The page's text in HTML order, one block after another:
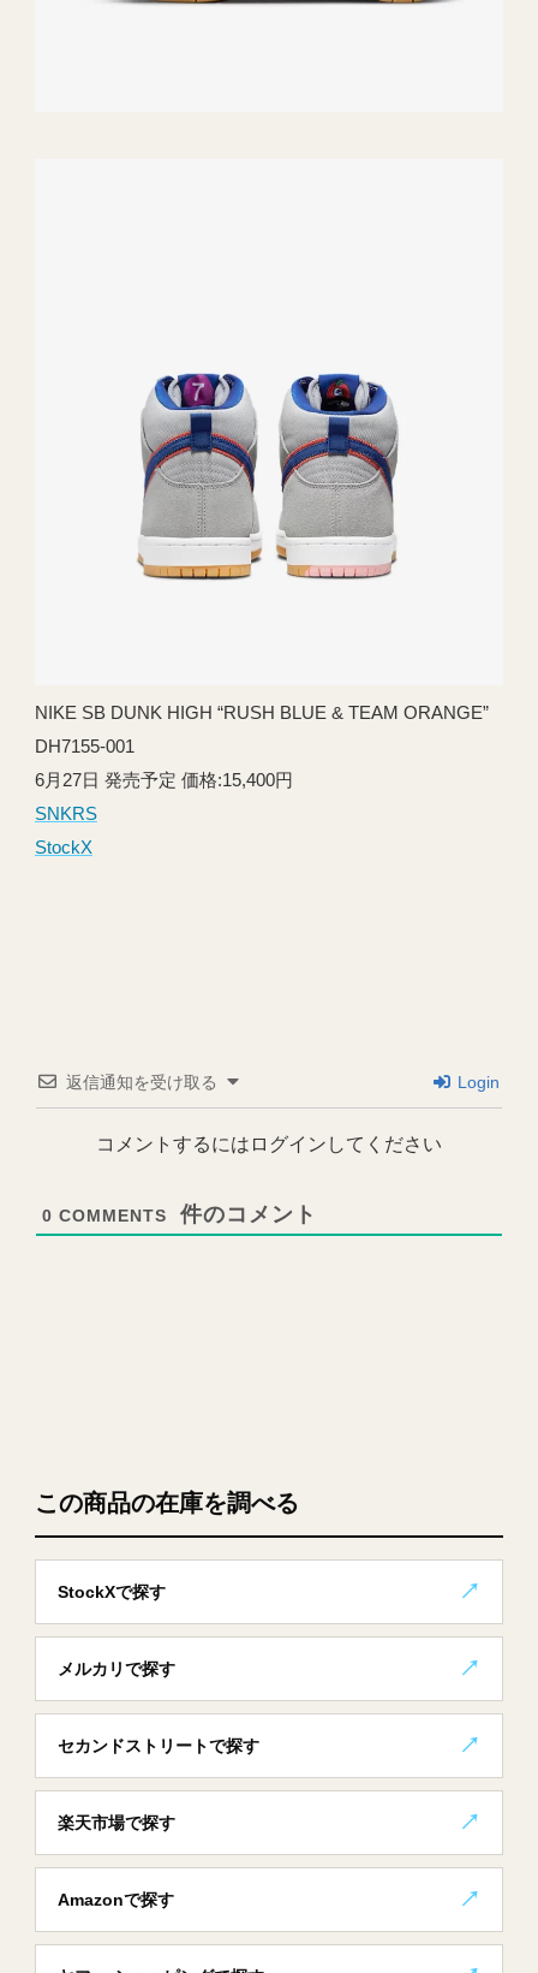
NIKE SB DUNK HIGH “RUSH BLUE & TEAM ORANGE”
DH7155-001
6月27日 発売予定 価格:15,400円
SNKRS
StockX
この商品の在庫を調べる
StockXで探す
メルカリで探す
セカンドストリートで探す
楽天市場で探す
Amazonで探す
返信通知を受け取る Login
コメントするにはログインしてください
0 COMMENTS